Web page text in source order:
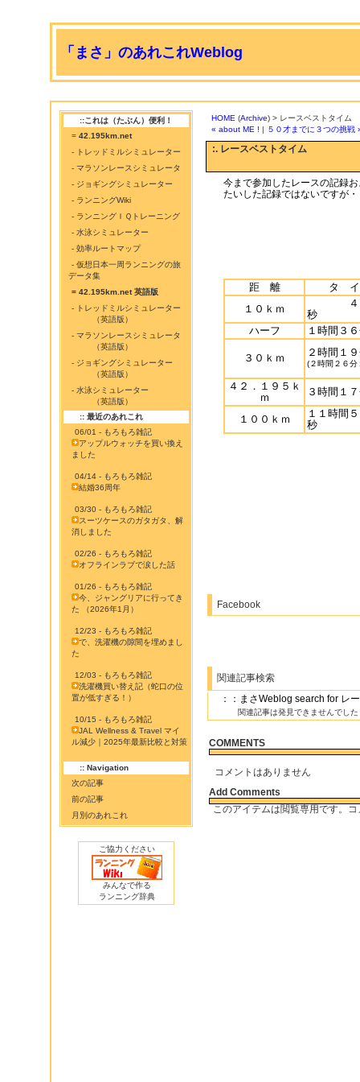
「まさ」のあれこれWeblog
::これは（たぶん）便利！
= 42.195km.net
- トレッドミルシミュレーター
- マラソンレースシミュレータ
- ジョギングシミュレーター
- ランニングWiki
- ランニングＩＱトレーニング
- 水泳シミュレーター
- 効率ルートマップ
- 仮想日本一周ランニングの旅
データ集
= 42.195km.net 英語版
- トレッドミルシミュレーター
（英語版）
- マラソンレースシミュレータ
（英語版）
- ジョギングシミュレーター
（英語版）
- 水泳シミュレーター
（英語版）
:: 最近のあれこれ
06/01 - もろもろ雑記
アップルウォッチを買い換え
ました
04/14 - もろもろ雑記
結婚36周年
03/30 - もろもろ雑記
スーツケースのガタガタ、解
消しました
02/26 - もろもろ雑記
オフラインラブで涙した話
01/26 - もろもろ雑記
今、ジャングリアに行ってき
た （2026年1月）
12/23 - もろもろ雑記
で、洗濯機の隙間を埋めまし
た
12/03 - もろもろ雑記
洗濯機買い替え記（蛇口の位
置が低すぎる！）
10/15 - もろもろ雑記
JAL Wellness & Travel マイ
ル減少｜2025年最新比較と対策
:: Navigation
次の記事
前の記事
月別のあれこれ
ご協力ください
みんなで作る
ランニング辞典
HOME (Archive) > レースベストタイム
« about ME ! | ５０才までに３つの挑戦
:. レースベストタイム
今まで参加したレースの記録
たいした記録ではないですが
距 離
タ
１０ｋｍ
４２
秒
ハーフ
１時間３
３０ｋｍ ２時間１
(２時間２６分
４２．１９５ｋ
ｍ
３時間１
１００ｋｍ
１１時間
秒
Facebook
関連記事検索
：：まさWeblog search for レ
関連記事は発見できませんでした
COMMENTS
コメントはありません
Add Comments
このアイテムは閲覧専用です。